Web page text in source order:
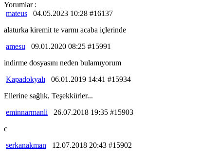
Yorumlar :
mateus 04.05.2023 10:28 #16137
alaturka kiremit te varmı acaba içlerinde
amesu 09.01.2020 08:25 #15991
indirme dosyasını neden bulamıyorum
Kapadokyalı 06.01.2019 14:41 #15934
Ellerine sağlık, Teşekkürler...
eminnarmanli 26.07.2018 19:35 #15903
c
serkanakman 12.07.2018 20:43 #15902